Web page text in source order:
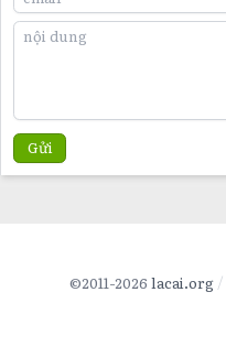
Gửi
©2011-2026 lacai.org